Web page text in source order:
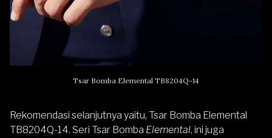
Tsar Bomba Elemental TB8204Q-14
Rekomendasi selanjutnya yaitu, Tsar Bomba Elemental
TB8204Q-14. Seri Tsar Bomba Elemental, ini juga